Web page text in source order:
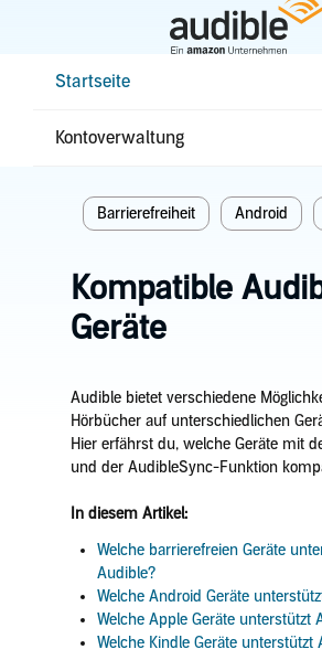
Startseite
Kontoverwaltung
Startseite
Barrierefreiheit Android
Kompatible
Geräte
Audible bietet verschiedene
Hörbücher auf unterschiedlichen
Hier erfährst du, welche Geräte mit
und der AudibleSync-Funktion
In diesem Artikel:
Welche barrierefreien Geräte
Audible?
Welche Android Geräte
Welche Apple Geräte unterstützt
Welche Kindle Geräte unterstützt